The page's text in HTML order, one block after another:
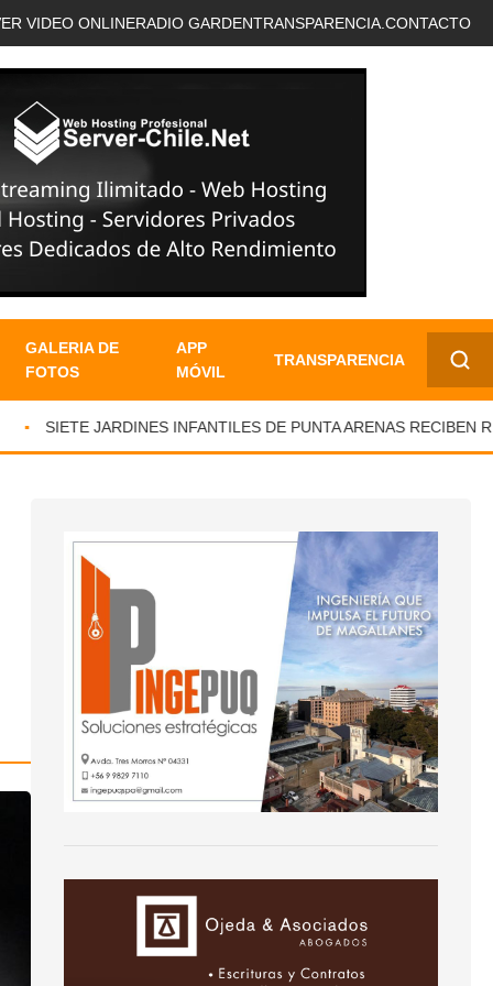
VIDEO ONLINERADIO GARDENTRANSPARENCIA. CONTACTO
GALERIA DE
FOTOS
APP
MÓVIL
TRANSPARENCIA
✕
SIETE JARDINES INFANTILES DE PUNTA ARENAS RECIBEN